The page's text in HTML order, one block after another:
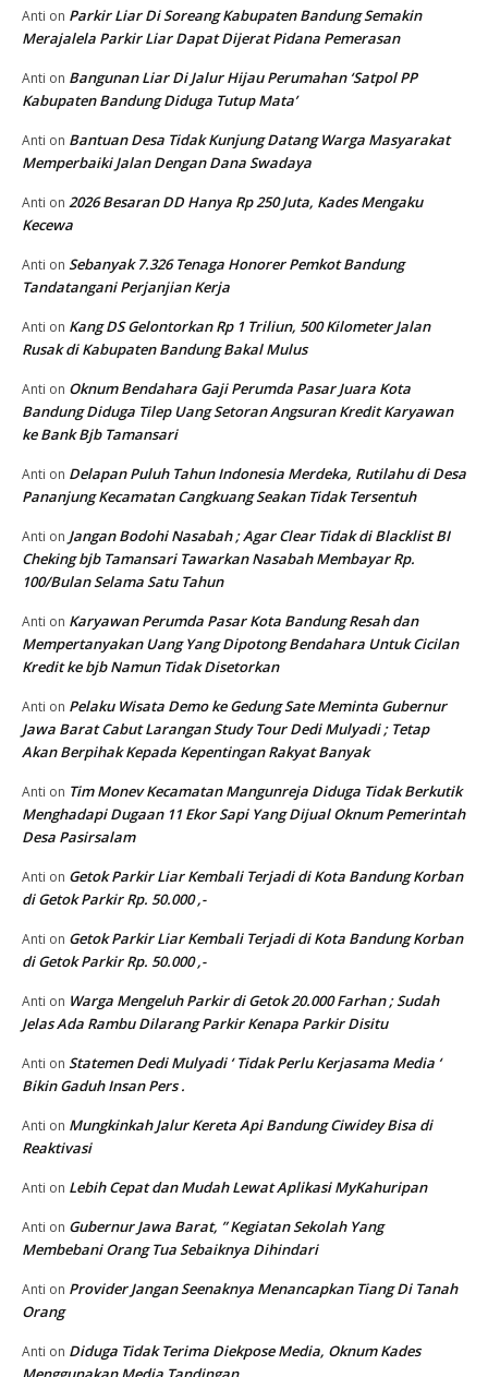
Anti on Parkir Liar Di Soreang Kabupaten Bandung Semakin
Merajalela Parkir Liar Dapat Dijerat Pidana Pemerasan
Anti on Bangunan Liar Di Jalur Hijau Perumahan ‘Satpol PP
Kabupaten Bandung Diduga Tutup Mata’
Anti on Bantuan Desa Tidak Kunjung Datang Warga Masyarakat
Memperbaiki Jalan Dengan Dana Swadaya
Anti on 2026 Besaran DD Hanya Rp 250 Juta, Kades Mengaku
Kecewa
Anti on Sebanyak 7.326 Tenaga Honorer Pemkot Bandung
Tandatangani Perjanjian Kerja
Anti on Kang DS Gelontorkan Rp 1 Triliun, 500 Kilometer Jalan
Rusak di Kabupaten Bandung Bakal Mulus
Anti on Oknum Bendahara Gaji Perumda Pasar Juara Kota
Bandung Diduga Tilep Uang Setoran Angsuran Kredit Karyawan
ke Bank Bjb Tamansari
Anti on Delapan Puluh Tahun Indonesia Merdeka, Rutilahu di Desa
Pananjung Kecamatan Cangkuang Seakan Tidak Tersentuh
Anti on Jangan Bodohi Nasabah ; Agar Clear Tidak di Blacklist BI
Cheking bjb Tamansari Tawarkan Nasabah Membayar Rp.
100/Bulan Selama Satu Tahun
Anti on Karyawan Perumda Pasar Kota Bandung Resah dan
Mempertanyakan Uang Yang Dipotong Bendahara Untuk Cicilan
Kredit ke bjb Namun Tidak Disetorkan
Anti on Pelaku Wisata Demo ke Gedung Sate Meminta Gubernur
Jawa Barat Cabut Larangan Study Tour Dedi Mulyadi ; Tetap
Akan Berpihak Kepada Kepentingan Rakyat Banyak
Anti on Tim Monev Kecamatan Mangunreja Diduga Tidak Berkutik
Menghadapi Dugaan 11 Ekor Sapi Yang Dijual Oknum Pemerintah
Desa Pasirsalam
Anti on Getok Parkir Liar Kembali Terjadi di Kota Bandung Korban
di Getok Parkir Rp. 50.000 ,-
Anti on Getok Parkir Liar Kembali Terjadi di Kota Bandung Korban
di Getok Parkir Rp. 50.000 ,-
Anti on Warga Mengeluh Parkir di Getok 20.000 Farhan ; Sudah
Jelas Ada Rambu Dilarang Parkir Kenapa Parkir Disitu
Anti on Statemen Dedi Mulyadi ‘ Tidak Perlu Kerjasama Media ‘
Bikin Gaduh Insan Pers .
Anti on Mungkinkah Jalur Kereta Api Bandung Ciwidey Bisa di
Reaktivasi
Anti on Lebih Cepat dan Mudah Lewat Aplikasi MyKahuripan
Anti on Gubernur Jawa Barat, ” Kegiatan Sekolah Yang
Membebani Orang Tua Sebaiknya Dihindari
Anti on Provider Jangan Seenaknya Menancapkan Tiang Di Tanah
Orang
Anti on Diduga Tidak Terima Diekpose Media, Oknum Kades